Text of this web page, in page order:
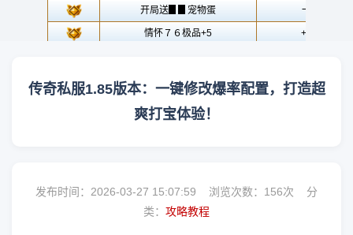
传奇私服1.85版本：一键修改爆率配置，打造超
爽打宝体验！
发布时间：2026-03-27 15:07:59 浏览次数： 156次 分
类： 攻略教程